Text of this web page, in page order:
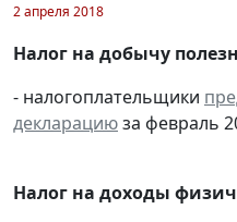
2 апреля 2018
Налог на добычу
- налогоплательщики
декларациюза февраль
Налог на доходы